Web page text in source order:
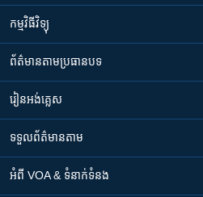
កម្មវិធី​វិទ្យុ
ព័ត៌មាន​តាមប្រធានបទ​
រៀន​​អង់គ្លេស
ទទួល​ព័ត៌មាន​តាម
អំពី​ VOA & ទំនាក់ទំនង